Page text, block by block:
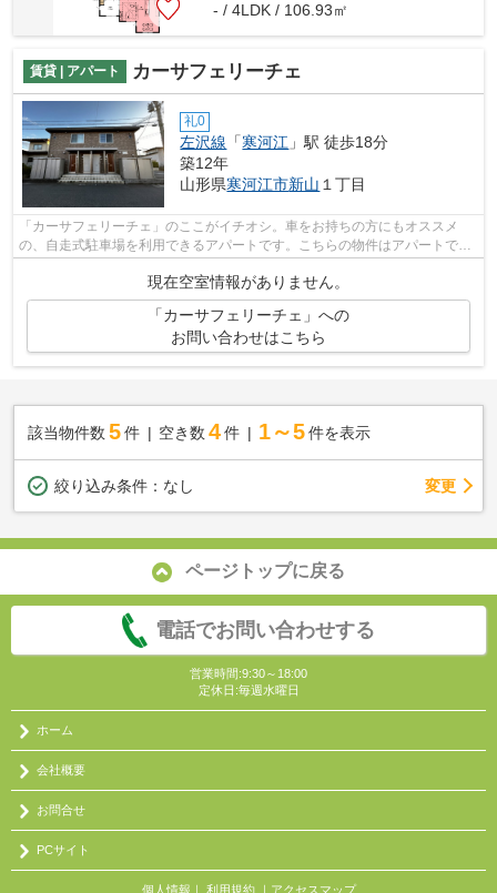
- / 4LDK / 106.93㎡
賃貸 | アパート カーサフェリーチェ
礼0
左沢線 「寒河江 」駅 徒歩18分
築12年
山形県寒河江市新山 １丁目
「カーサフェリーチェ」のここがイチオシ。車をお持ちの方にもオススメ
の、自走式駐車場を利用できるアパートです。こちらの物件はアパートで
す。築8年でしっかりとした作りが特徴の物...
現在空室情報がありません。
「カーサフェリーチェ」への
お問い合わせはこちら
該当物件数 5件 空き数 4 件 1～5 件を表示
絞り込み条件： なし 変更
ページトップに戻る
電話でお問い合わせする
営業時間:9:30～18:00
定休日:毎週水曜日
ホーム
会社概要
お問合せ
PCサイト
個人情報 ｜ 利用規約｜ アクセスマップ